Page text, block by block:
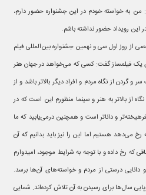
به خواسته خودم در این جشنواره حضور دارم،
این رویداد حضور نداشته باشم.
روز اول سی و نهمین جشنواره بین‌المللی فیلم
یک فیلمساز گفت: کسی که می‌خواهد در جهان هنر
و گردن از نگاه مردم و افراد دیگر بالاتر باشد و از
از بالاتر به هنر و سینما منظورم این است که در
و داناتر است و همچنین درمی‌یابید که ما
رخ می‌دهد هستیم اما این را نیز باید بدانیم که آن
که رخ داده و با توجه به شرایط موجود، امیدوارم
درستی از مردم و خواسته‌های آن‌ها برسد.
سال‌ها برای رسیدن به آن تلاش کرده‌اند. شمایی